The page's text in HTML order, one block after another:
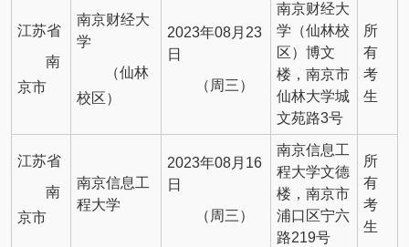
江苏省
南
京市
南京财经大
学
（仙林
校区）
2023年08月23
日
（周三）
南京财经大
学（仙林校
区）博文
楼，南京市
仙林大学城
文苑路3号
所
有
考
生
江苏省
南
京市
南京信息工
程大学
2023年08月16
日
（周三）
南京信息工
程大学文德
楼，南京市
浦口区宁六
路219号
所
有
考
生